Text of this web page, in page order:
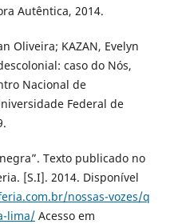
Autêntica, 2014.
Oliveira; KAZAN, Evelyn
caso do Nós,
Nacional de
Federal de
Texto publicado no
[S.I]. 2014. Disponível
nossas-vozes/q
lima/Acesso em